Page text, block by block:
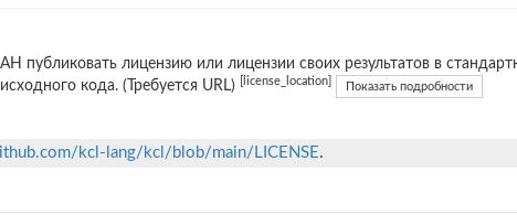
публиковать лицензию или лицензии своих результатов в
кода. (Требуется URL)
[license_location] Показать подробности
kcl-lang/kcl/blob/main/LICENSE.